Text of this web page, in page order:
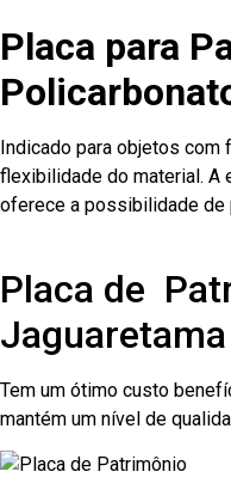
Placa para
Indicado para objetos
flexibilidade do material. A
oferece a possibilidade de
Placa de
Jaguaretama
Tem um ótimo custo
mantém um nível de